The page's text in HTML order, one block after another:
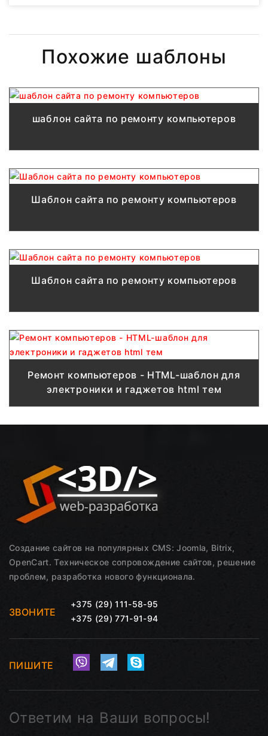
Похожие шаблоны
шаблон сайта по ремонту компьютеров
Шаблон сайта по ремонту компьютеров
Шаблон сайта по ремонту компьютеров
Ремонт компьютеров - HTML-шаблон для
электроники и гаджетов html тем
Создание сайтов на популярных CMS: Joomla, Bitrix,
OpenCart. Техническое сопровождение сайтов, решение
проблем, разработка нового функционала.
ЗВОНИТЕ
+375 (29) 111-58-95
+375 (29) 771-91-94
ПИШИТЕ
Ответим на Ваши вопросы!